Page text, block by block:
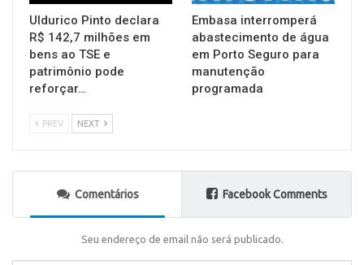
Uldurico Pinto declara
R$ 142,7 milhões em
bens ao TSE e
patrimônio pode
reforçar…
Embasa interromperá
abastecimento de água
em Porto Seguro para
manutenção
programada
PREV NEXT
Comentários Facebook Comments
Seu endereço de email não será publicado.